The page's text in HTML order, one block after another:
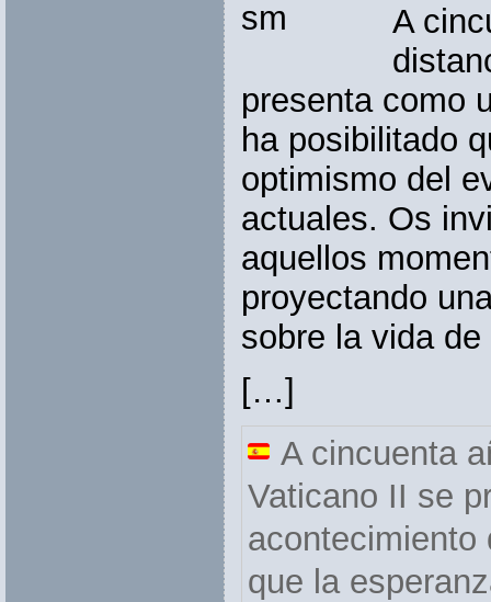
A
presenta como
ha posibilitado
optimismo del
actuales. Os
aquellos
proyectando
sobre la vida
[…]
A cincuenta
Vaticano II se
acontecimiento
que la